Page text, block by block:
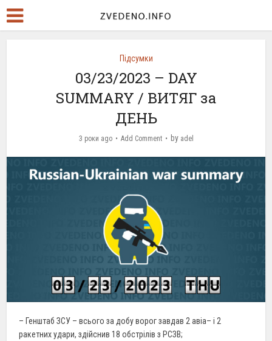
Підсумки
03/23/2023 – DAY
SUMMARY / ВИТЯГ за
ДЕНЬ
3 роки ago Add Comment by adel
– Генштаб ЗСУ – всього за добу ворог завдав 2 авіа– і 2
ракетних удари, здійснив 18 обстрілів з РСЗВ;